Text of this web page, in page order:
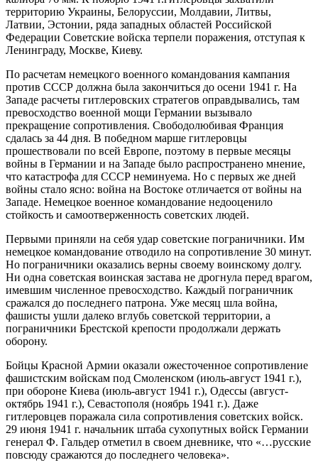
территорию Украины, Белоруссии, Молдавии, Литвы,
Латвии, Эстонии, ряда западных областей Российской
Федерации Советские войска терпели поражения, отступая к
Ленинграду, Москве, Киеву.
По расчетам немецкого военного командования кампания
против СССР должна была закончиться до осени 1941 г. На
Западе расчеты гитлеровских стратегов оправдывались, там
превосходство военной мощи Германии вызывало
прекращение сопротивления. Свободолюбивая Франция
сдалась за 44 дня. В победном марше гитлеровцы
прошествовали по всей Европе, поэтому в первые месяцы
войны в Германии и на Западе было распространено мнение,
что катастрофа для СССР неминуема. Но с первых же дней
войны стало ясно: война на Востоке отличается от войны на
Западе. Немецкое военное командование недооценило
стойкость и самоотверженность советских людей.
Первыми приняли на себя удар советские пограничники. Им
немецкое командование отводило на сопротивление 30 минут.
Но пограничники оказались верны своему воинскому долгу.
Ни одна советская воинская застава не дрогнула перед врагом,
имевшим численное превосходство. Каждый пограничник
сражался до последнего патрона. Уже месяц шла война,
фашисты ушли далеко вглубь советской территории, а
пограничники Брестской крепости продолжали держать
оборону.
Бойцы Красной Армии оказали ожесточенное сопротивление
фашистским войскам под Смоленском (июль-август 1941 г.),
при обороне Киева (июль-август 1941 г.), Одессы (август-
октябрь 1941 г.), Севастополя (ноябрь 1941 г.). Даже
гитлеровцев поражала сила сопротивления советских войск.
29 июня 1941 г. начальник штаба сухопутных войск Германии
генерал Ф. Гальдер отметил в своем дневнике, что «…русские
повсюду сражаются до последнего человека».